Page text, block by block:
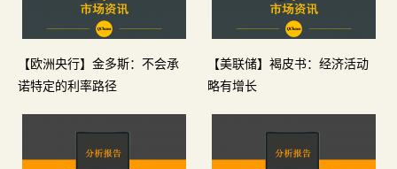
【欧洲央行】金多斯：不会承
诺特定的利率路径
【美联储】褐皮书：经济活动
略有增长